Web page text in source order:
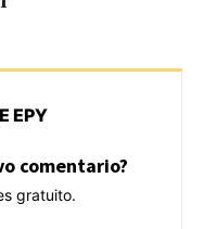
EPY
comentario?
gratuito.